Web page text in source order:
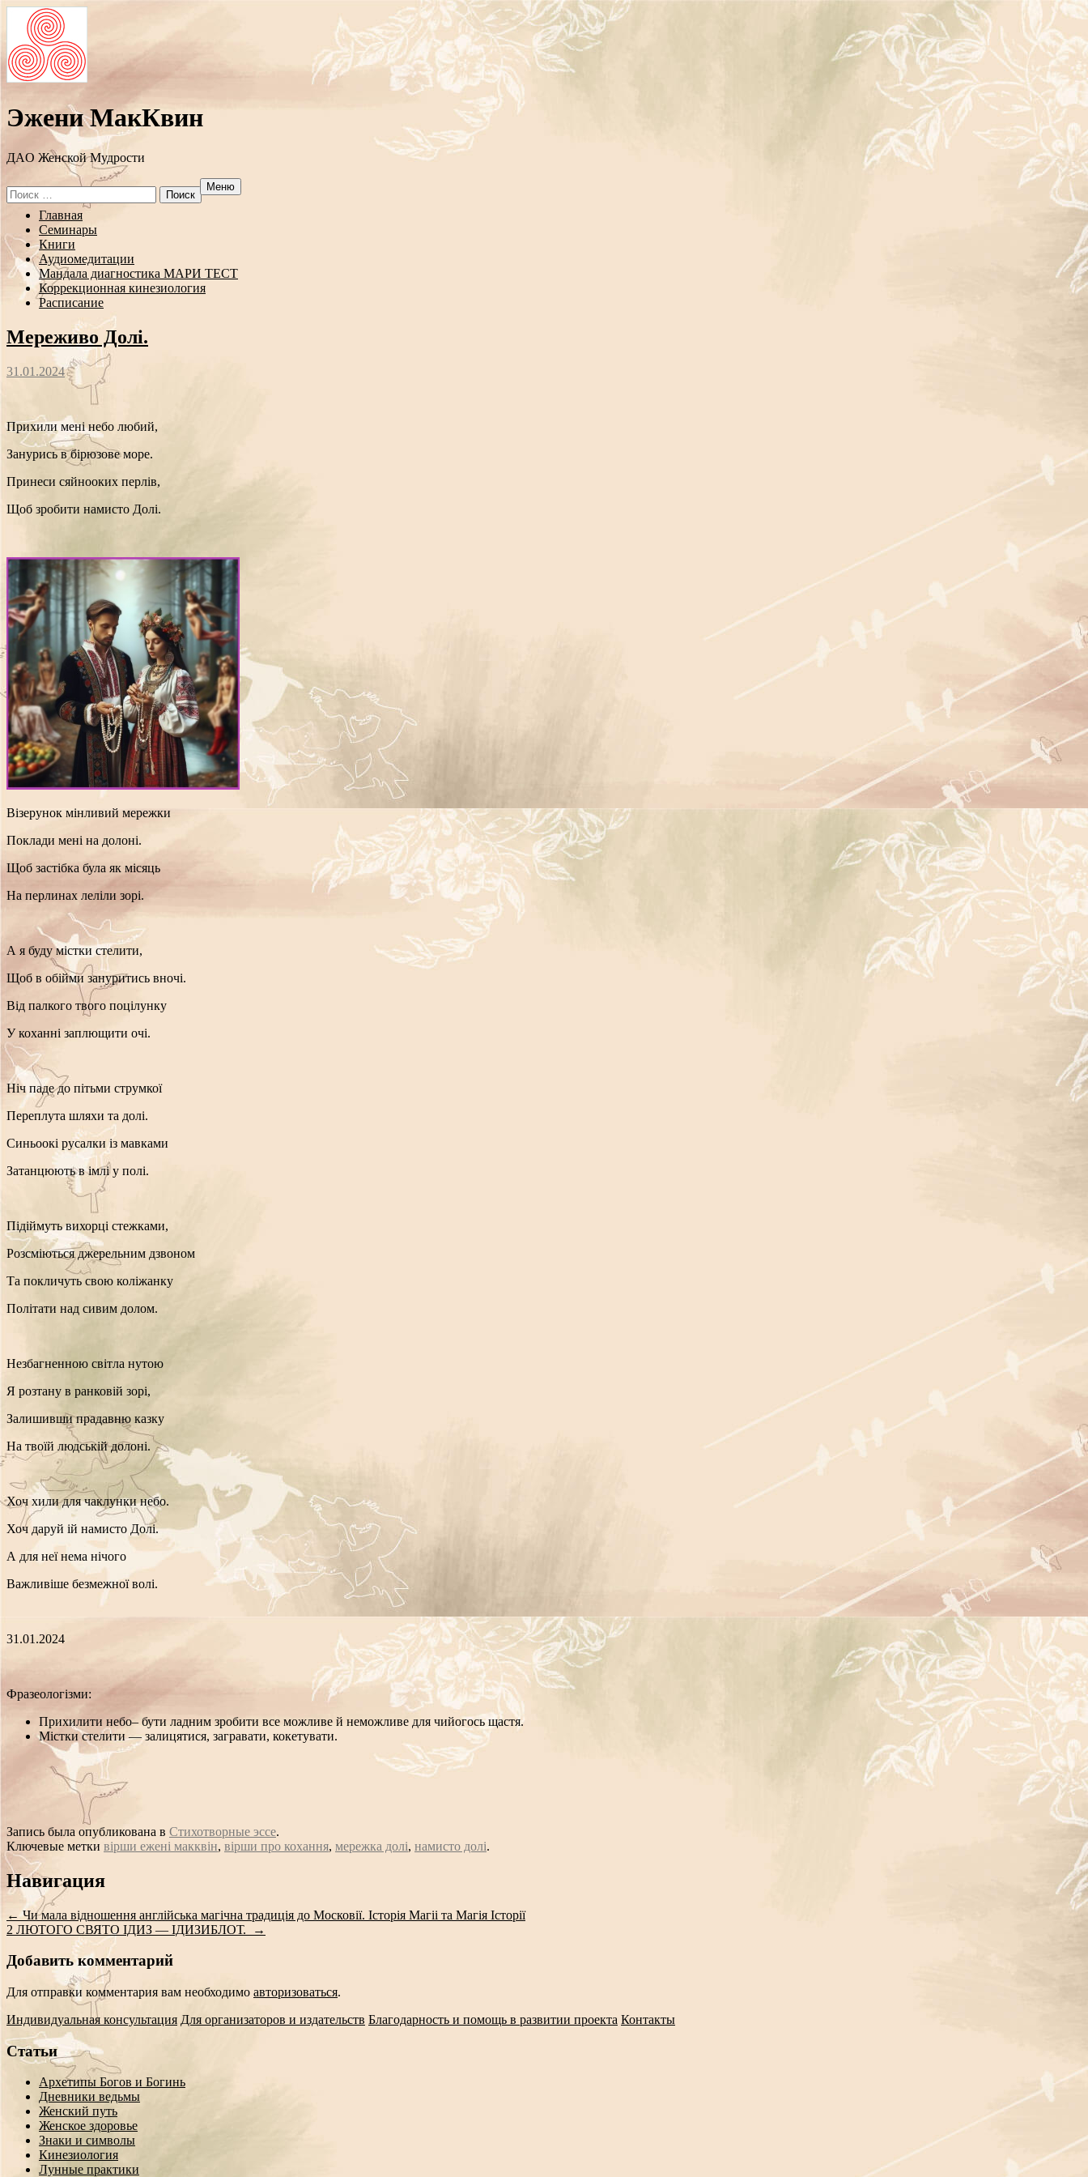
Эжени МакКвин
ДAO Женской Мудрости
Search
for:
Меню
Перейти
содержанию
Главная
Семинары
Книги
Аудиомедитации
Мандала диагностика МАРИ ТЕСТ
Коррекционная кинезиология
Расписание
Мереживо Долі.
31.01.2024
Прихили мені небо любий,
Занурись в бірюзове море.
Принеси сяйнооких перлів,
Щоб зробити намисто Долі.
Візерунок мінливий мережки
Поклади мені на долоні.
Щоб застібка була як місяць
На перлинах леліли зорі.
А я буду містки стелити,
Щоб в обійми зануритись вночі.
Від палкого твого поцілунку
У коханні заплющити очі.
Ніч паде до пітьми струмкої
Переплута шляхи та долі.
Синьоокі русалки із мавками
Затанцюють в імлі у полі.
Підіймуть вихорці стежками,
Розсміються джерельним дзвоном
Та покличуть свою коліжанку
Політати над сивим долом.
Незбагненною світла нутою
Я розтану в ранковій зорі,
Залишивши прадавню казку
На твоїй людській долоні.
Хоч хили для чаклунки небо.
Хоч даруй ій намисто Долі.
А для неї нема нічого
Важливіше безмежної волі.
31.01.2024
Фразеологізми:
Прихилити небо– бути ладним зробити все можливе й неможливе для чийогось щастя.
Містки стелити — залицятися, загравати, кокетувати.
Запись была опубликована в Стихотворные эссе.
Ключевые метки вірши ежені макквін, вірши про кохання, мережка долі, намисто долі.
Сообщение
навигации
Навигация
←Чи мала відношення англійська магічна традиція до Московії. Історія Магіі та Магія Історії
2 ЛЮТОГО СВЯТО ІДИЗ — ІДИЗИБЛОТ.
→
Добавить комментарий
Для отправки комментария вам необходимо авторизоваться.
Индивидуальная консультация Для организаторов и издательств Благодарность и помощь в развитии проекта Контакты
Статьи
Архетипы Богов и Богинь
Дневники ведьмы
Женский путь
Женское здоровье
Знаки и символы
Кинезиология
Лунные практики